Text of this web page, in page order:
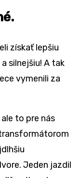
získať lepšiu
silnejšiu! A tak
vymenili za
to pre nás
Jeden jazdil